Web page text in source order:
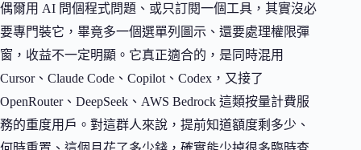
偶爾用 AI 問個程式問題、或只訂閱一個工具，其實沒必
要專門裝它，畢竟多一個選單列圖示、還要處理權限彈
窗，收益不一定明顯。它真正適合的，是同時混用
Cursor、Claude Code、Copilot、Codex，又接了
OpenRouter、DeepSeek、AWS Bedrock 這類按量計費服
務的重度用戶。對這群人來說，提前知道額度剩多少、